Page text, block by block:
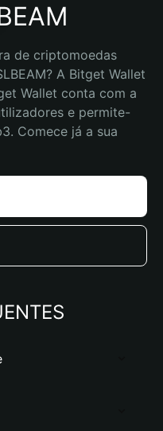
de criptomoedas
A Bitget Wallet
Wallet conta com a
e permite-
Comece já a sua